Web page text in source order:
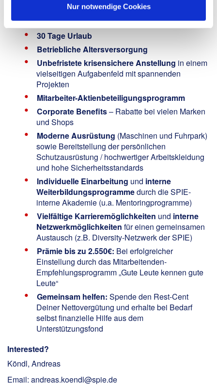
Nur notwendige Cookies
Attraktive Bezahlungnach Haustarif (inkl.
Zusatzleistungen)
30 Tage Urlaub
Betriebliche Altersversorgung
Unbefristete krisensichere Anstellung in einem
vielseitigen Aufgabenfeld mit spannenden
Projekten
Mitarbeiter-Aktienbeteiligungsprogramm
Corporate Benefits– Rabatte bei vielen Marken
und Shops
Moderne Ausrüstung (Maschinen und Fuhrpark)
sowie Bereitstellung der persönlichen
Schutzausrüstung / hochwertiger Arbeitskleidung
und hohe Sicherheitsstandards
Individuelle Einarbeitung und interne
Weiterbildungsprogrammedurch die SPIE-
interne Akademie (u.a. Mentoringprogramme)
Vielfältige Karrieremöglichkeiten und interne
Netzwerkmöglichkeiten für einen gemeinsamen
Austausch (z.B. Diversity-Netzwerk der SPIE)
Prämie bis zu 2.550€: Bei erfolgreicher
Einstellung durch das Mitarbeitenden-
Empfehlungsprogramm „Gute Leute kennen gute
Leute“
Gemeinsam helfen: Spende den Rest-Cent
Deiner Nettovergütung und erhalte bei Bedarf
selbst finanzielle Hilfe aus dem
Unterstützungsfond
Interested?
Köndl, Andreas
Email: andreas.koendl@spie.de